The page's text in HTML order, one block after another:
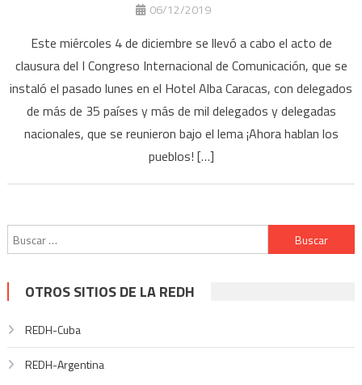
06/12/2019
Este miércoles 4 de diciembre se llevó a cabo el acto de
clausura del I Congreso Internacional de Comunicación, que se
instaló el pasado lunes en el Hotel Alba Caracas, con delegados
de más de 35 países y más de mil delegados y delegadas
nacionales, que se reunieron bajo el lema ¡Ahora hablan los
pueblos! […]
Buscar:
OTROS SITIOS DE LA REDH
REDH-Cuba
REDH-Argentina